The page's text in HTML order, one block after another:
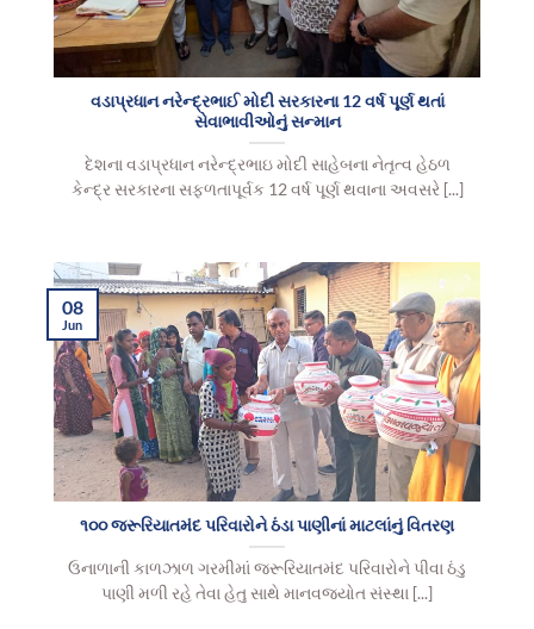
વડાપ્રધાન નરેન્દ્રભાઈ મોદી સરકારના 12 વર્ષ પૂર્ણ થતાં
સેવાભાવીઓનું સન્માન
દેશના વડાપ્રધાન નરેન્દ્રભાઇ મોદી સાહેબના નેતૃત્વ હેઠળ
કેન્દ્ર સરકારના સફળતાપૂર્વક 12 વર્ષ પૂર્ણ થવાના અવસરે [...]
૧૦૦ જરૂરિયાતમંદ પરિવારોને ઠંડા પાણીનાં માટલાંનું વિતરણ
ઉનાળાની કાળઝાળ ગરમીમાં જરૂરિયાતમંદ પરિવારોને પીવા ઠંડુ
પાણી મળી રહે તેવા હેતુ સાથે માનવજ્યોત સંસ્થા [...]
08
Jun